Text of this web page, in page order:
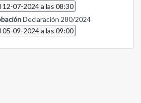
12-07-2024 a las 08:30
Declaración 280/2024
05-09-2024 a las 09:00